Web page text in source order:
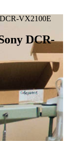
VX2100E
DCR-